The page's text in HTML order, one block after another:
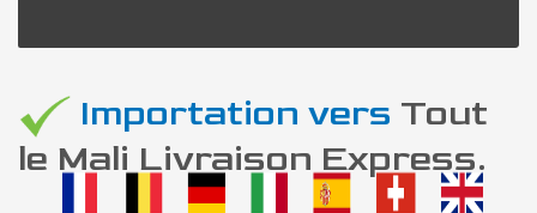
Importation vers Tout
le Mali Livraison Express.